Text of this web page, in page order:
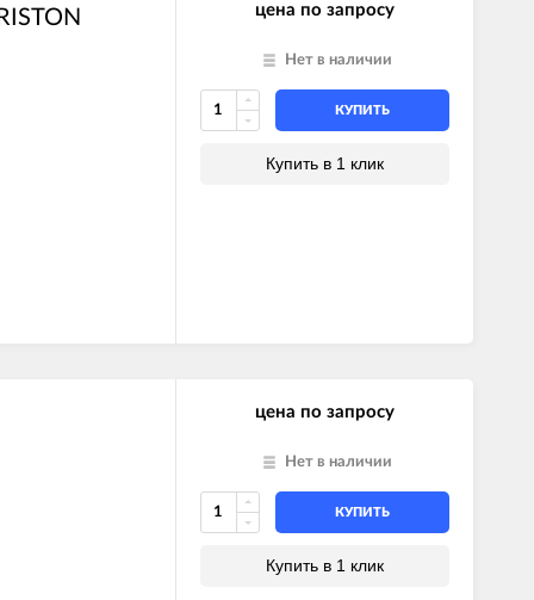
цена по запросу
Нет в наличии
КУПИТЬ
Купить в 1 клик
цена по запросу
Нет в наличии
КУПИТЬ
Купить в 1 клик